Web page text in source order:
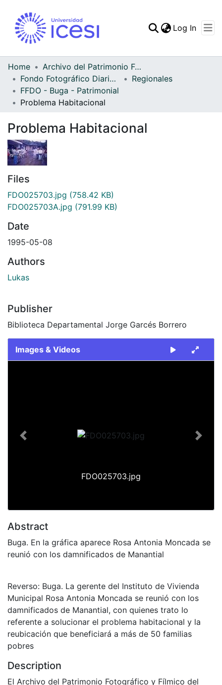
Statistics
Log In
Home
Archivo del Patrimonio Fotográfico y Fílmico del Valle del Cauca
Fondo Fotográfico Diario Occidente
Regionales
FFDO - Buga - Patrimonial
Problema Habitacional
Problema Habitacional
Files
FDO025703.jpg (758.42 KB)
FDO025703A.jpg (791.99 KB)
Date
1995-05-08
Authors
Lukas
Publisher
Biblioteca Departamental Jorge Garcés Borrero
Images & Videos
FDO025703.jpg
Previous Next
Abstract
Buga. En la gráfica aparece Rosa Antonia Moncada se
reunió con los damnificados de Manantial
Reverso: Buga. La gerente del Instituto de Vivienda
Municipal Rosa Antonia Moncada se reunió con los
damnificados de Manantial, con quienes trato lo
referente a solucionar el problema habitacional y la
reubicación que beneficiará a más de 50 familias
pobres
Description
El Archivo del Patrimonio Fotográfico y Fílmico del